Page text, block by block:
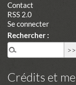
Contact
RSS 2.0
Se connecter
Rechercher :
Crédits et